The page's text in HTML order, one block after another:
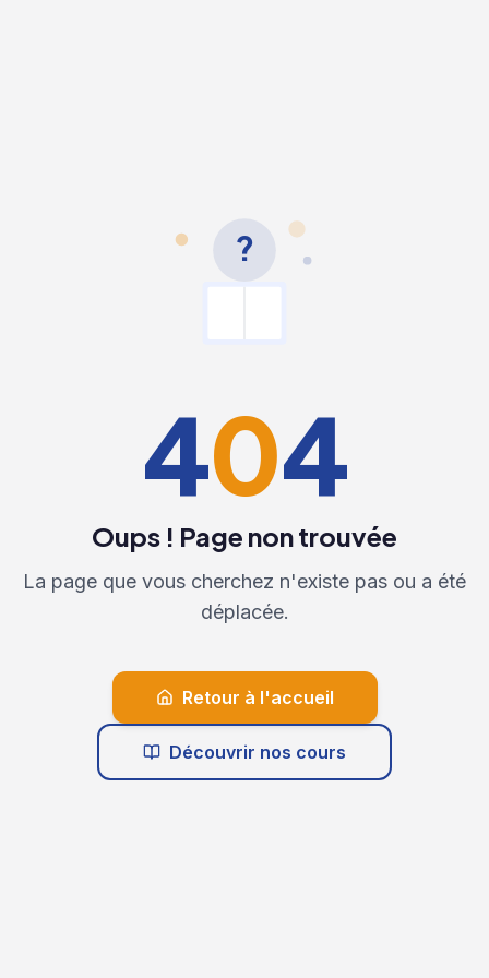
?
404
Oups ! Page non trouvée
La page que vous cherchez n'existe pas ou a été
déplacée.
Retour à l'accueil
Découvrir nos cours